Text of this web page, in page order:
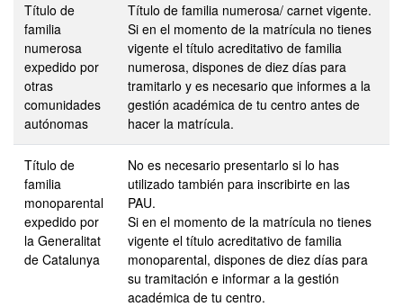
Título de
familia
numerosa
expedido por
otras
comunidades
autónomas
Título de familia numerosa/ carnet vigente.
Si en el momento de la matrícula no tienes
vigente el título acreditativo de familia
numerosa, dispones de diez días para
tramitarlo y es necesario que informes a la
gestión académica de tu centro antes de
hacer la matrícula.
Título de
familia
monoparental
expedido por
la Generalitat
de Catalunya
No es necesario presentarlo si lo has
utilizado también para inscribirte en las
PAU.
Si en el momento de la matrícula no tienes
vigente el título acreditativo de familia
monoparental, dispones de diez días para
su tramitación e informar a la gestión
académica de tu centro.